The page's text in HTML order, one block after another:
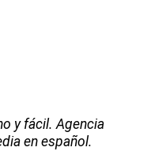
y fácil. Agencia
en español.